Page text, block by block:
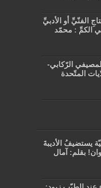
الفنّيِّ أو الأدبيِّ
الكمِّ : محمّد
الرّكابي-
المتّحدة
يستضيفُ الأديبةَ
بقلم: آمال